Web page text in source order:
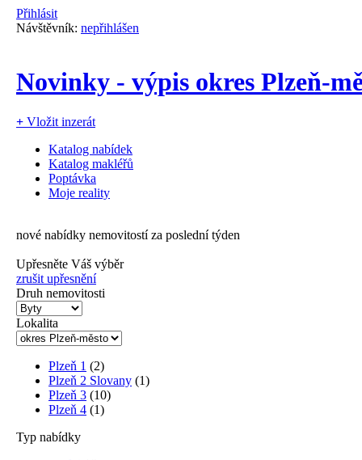
Přihlásit
Návštěvník: nepřihlášen
Novinky - výpis okres Plzeň-
+ Vložit inzerát
Katalog nabídek
Katalog makléřů
Poptávka
Moje reality
nové nabídky nemovitostí za poslední týden
Upřesněte Váš výběr
zrušit upřesnění
Druh nemovitosti
Lokalita
Plzeň 1 (2)
Plzeň 2 Slovany (1)
Plzeň 3 (10)
Plzeň 4 (1)
Typ nabídky